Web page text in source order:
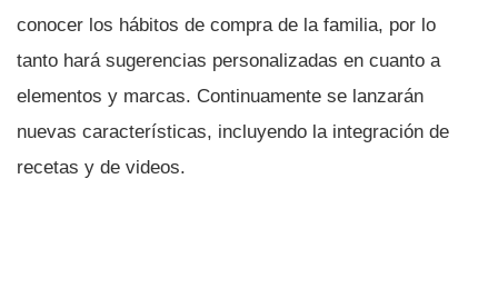
conocer los hábitos de compra de la familia, por lo
tanto hará sugerencias personalizadas en cuanto a
elementos y marcas. Continuamente se lanzarán
nuevas caracterí­sticas, incluyendo la integración de
recetas y de videos.